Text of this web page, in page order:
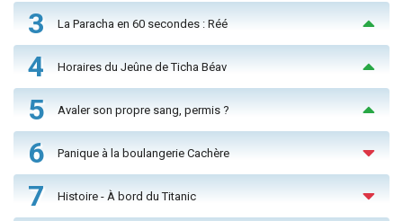
3 La Paracha en 60 secondes : Réé
4 Horaires du Jeûne de Ticha Béav
5 Avaler son propre sang, permis ?
6 Panique à la boulangerie Cachère
7 Histoire - À bord du Titanic